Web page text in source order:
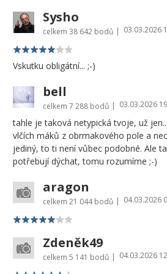
Sysho
celkem 38 642 bodů | 03.03.2026
Vskutku obligátní... ;-)
bell
celkem 7 288 bodů | 03.03.2026
tahle je taková netypická tvoje, už
vlčích máků z obrmakového pole a
jediný, to ti není vůbec podobné. Ale
potřebují dýchat, tomu rozumíme ;-)
aragon
celkem 21 044 bodů | 04.03.2026
Zdeněk49
celkem 5 141 bodů | 04.03.2026